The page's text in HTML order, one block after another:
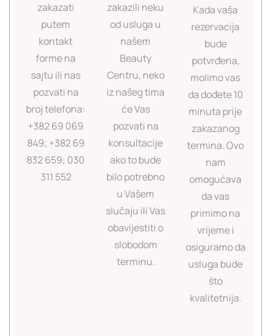
zakazati
putem
kontakt
forme na
sajtu ili nas
pozvati na
broj telefona:
+382 69 069
849; +382 69
832 659; 030
311 552
zakazili neku
od usluga u
našem
Beauty
Centru, neko
iz našeg tima
će Vas
pozvati na
konsultacije
ako to bude
bilo potrebno
u Vašem
slučaju ili Vas
obavijestiti o
slobodom
terminu.
Kada vaša
rezervacija
bude
potvrđena,
molimo vas
da dođete 10
minuta prije
zakazanog
termina. Ovo
nam
omogućava
da vas
primimo na
vrijeme i
osiguramo da
usluga bude
što
kvalitetnija.